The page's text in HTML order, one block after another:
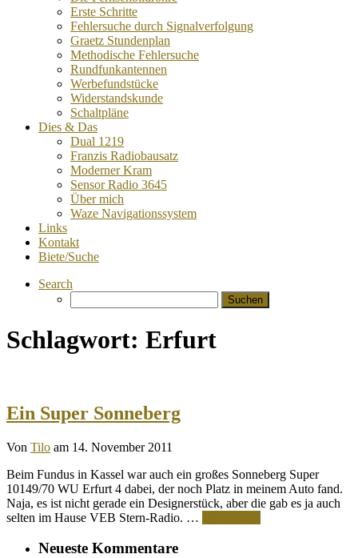
Erste Schritte
Fehlersuche durch Signalverfolgung
Graetz Stundenplan
Methodische Fehlersuche
Rundfunkantennen
Werbefundstücke
Widerstandskunde
Schaltpläne
Dies & Das
Dual 1219
Franzis Radiobausatz
Moderner Kram
Sensor Radio 3645
Über mich
Waze Navigationssystem
Links
Kontakt
Biete/Suche
Search
nach:
Schlagwort: Erfurt
Ein Super Sonneberg
Von Tilo am 14. November 2011
Beim Fundus in Kassel war auch ein großes Sonneberg Super
10149/70 WU Erfurt 4 dabei, der noch Platz in meinem Auto fand.
Naja, es ist nicht gerade ein Designerstück, aber die gab es ja auch
selten im Hause VEB Stern-Radio. …
Neueste Kommentare